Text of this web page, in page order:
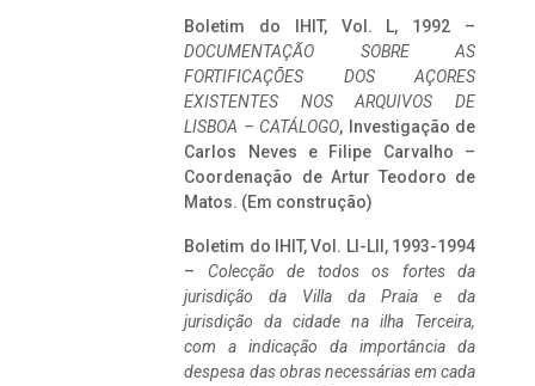
Boletim do IHIT, Vol. L, 1992 –
DOCUMENTAÇÃO SOBRE AS
FORTIFICAÇÕES DOS AÇORES
EXISTENTES NOS ARQUIVOS DE
LISBOA – CATÁLOGO, Investigação de
Carlos Neves e Filipe Carvalho –
Coordenação de Artur Teodoro de
Matos. (Em construção)
Boletim do IHIT, Vol. LI-LII, 1993-1994
– Colecção de todos os fortes da
jurisdição da Villa da Praia e da
jurisdição da cidade na ilha Terceira,
com a indicação da importância da
despesa das obras necessárias em cada